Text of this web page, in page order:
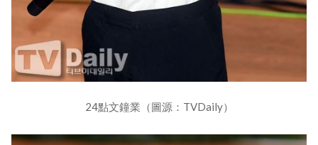
24點文鐘業（圖源：TVDaily）